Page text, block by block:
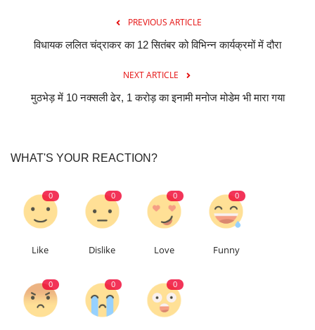
PREVIOUS ARTICLE
विधायक ललित चंद्राकर का 12 सितंबर को विभिन्न कार्यक्रमों में दौरा
NEXT ARTICLE
मुठभेड़ में 10 नक्सली ढेर, 1 करोड़ का इनामी मनोज मोडेम भी मारा गया
WHAT'S YOUR REACTION?
0
Like
0
Dislike
0
Love
0
Funny
0 0 0